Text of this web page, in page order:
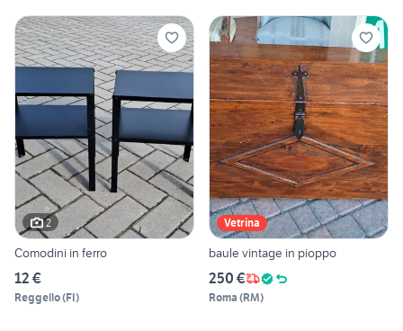
2
Comodini in ferro
12 €
Reggello(FI)
Vetrina
baule vintage in pioppo
250 €
Roma (RM)